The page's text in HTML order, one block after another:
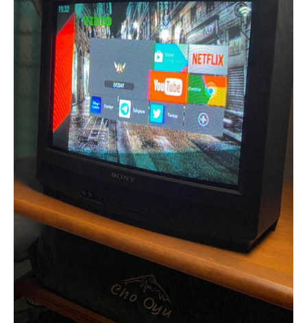
Ilham Impiana
Ilham Impiana 360
Ilham Impiana Inspirasi Selebriti
Impiana TV
Casa Impiana
Impiana MakeOver
Lahar Dekor
Sembang Dekor
Sembang Laman
Tip Impiana
Tip Laman
Hub Ideaktiv